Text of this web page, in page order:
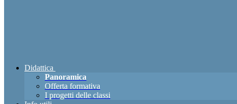
Didattica
Panoramica
Offerta formativa
I progetti delle classi